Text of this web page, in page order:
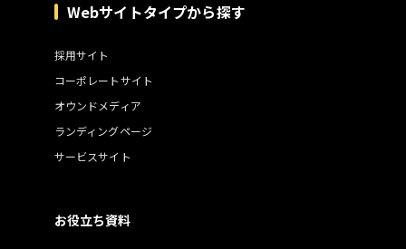
Webサイトタイプから探す
採用サイト
コーポレートサイト
オウンドメディア
ランディングページ
サービスサイト
お役立ち資料